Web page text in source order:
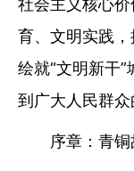
社会主义核心
育、文明实践
绘就“文明新干
到广大人民群众
序章：青铜